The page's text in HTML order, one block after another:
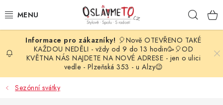
na
OSLAVA NAROZENIN
STYLOVÁ PARTY
DEKORACE A VÝZDOBA
🎈Nově OTEVŘENO TAKÉ
KAŽDOU NEDĚLI - vždy od 9 do 13 hodin🥳🎈OD
KVĚTNA NÁS NAJDETE NA NOVÉ ADRESE - jen o ulici
vedle - Plzeňská 353 - u Alzy😉
Sezónní svátky